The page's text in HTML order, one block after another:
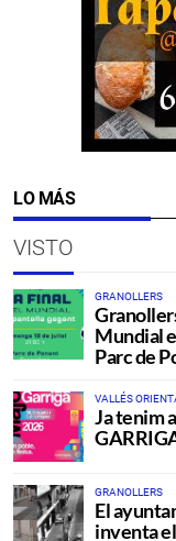
LO MÁS
VISTO
GRANOLLERS
Mundial
Parc de
VALLÉS
Ja tenim
GRANOLLERS
El
inventa